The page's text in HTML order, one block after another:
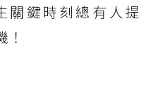
關鍵時刻總有人提